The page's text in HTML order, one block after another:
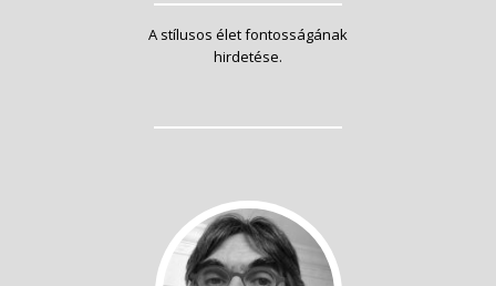
A stílusos élet fontosságának
hirdetése.